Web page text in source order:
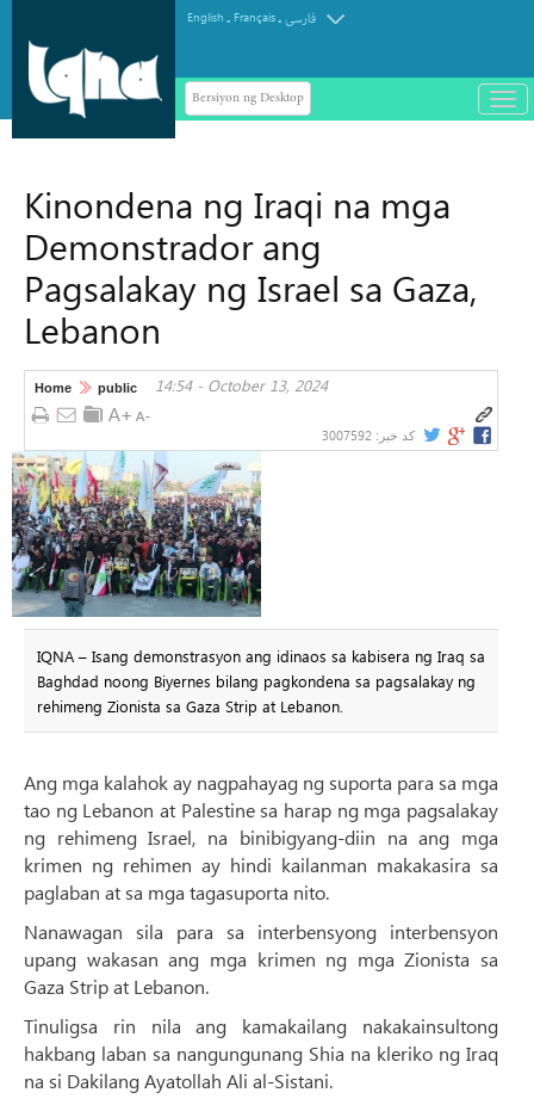
English . Français.فارسی
Bersiyon ng Desktop
باز
و
Kinondena ng Iraqi na mga
Demonstrador ang
Pagsalakay ng Israel sa Gaza,
Lebanon
Home public 14:54 - October 13, 2024
کد خبر: 3007592
IQNA – Isang demonstrasyon ang idinaos sa kabisera ng Iraq sa
Baghdad noong Biyernes bilang pagkondena sa pagsalakay ng
rehimeng Zionista sa Gaza Strip at Lebanon.
Ang mga kalahok ay nagpahayag ng suporta para sa mga
tao ng Lebanon at Palestine sa harap ng mga pagsalakay
ng rehimeng Israel, na binibigyang-diin na ang mga
krimen ng rehimen ay hindi kailanman makakasira sa
paglaban at sa mga tagasuporta nito.
Nanawagan sila para sa interbensyong interbensyon
upang wakasan ang mga krimen ng mga Zionista sa
Gaza Strip at Lebanon.
Tinuligsa rin nila ang kamakailang nakakainsultong
hakbang laban sa nangungunang Shia na kleriko ng Iraq
na si Dakilang Ayatollah Ali al-Sistani.